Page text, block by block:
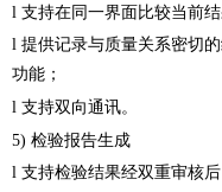
l 支持在同一界面比较当前
l 提供记录与质量关系密切
功能；
l 支持双向通讯。
5) 检验报告生成
l 支持检验结果经双重审核